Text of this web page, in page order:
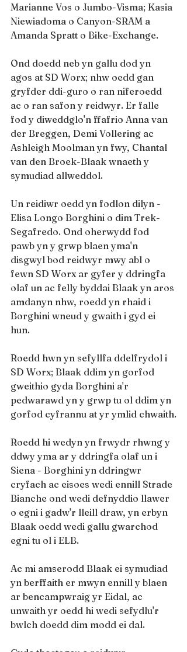
Marianne Vos o Jumbo-Visma; Kasia
Niewiadoma o Canyon-SRAM a
Amanda Spratt o Bike-Exchange.
Ond doedd neb yn gallu dod yn
agos at SD Worx; nhw oedd gan
gryfder ddi-guro o ran niferoedd
ac o ran safon y reidwyr. Er falle
fod y diweddglo'n ffafrio Anna van
der Breggen, Demi Vollering ac
Ashleigh Moolman yn fwy, Chantal
van den Broek-Blaak wnaeth y
symudiad allweddol.
Un reidiwr oedd yn fodlon dilyn -
Elisa Longo Borghini o dim Trek-
Segafredo. Ond oherwydd fod
pawb yn y grwp blaen yma'n
disgwyl bod reidwyr mwy abl o
fewn SD Worx ar gyfer y ddringfa
olaf un ac felly byddai Blaak yn aros
amdanyn nhw, roedd yn rhaid i
Borghini wneud y gwaith i gyd ei
hun.
Roedd hwn yn sefyllfa ddelfrydol i
SD Worx; Blaak ddim yn gorfod
gweithio gyda Borghini a'r
pedwarawd yn y grwp tu ol ddim yn
gorfod cyfrannu at yr ymlid chwaith.
Roedd hi wedyn yn frwydr rhwng y
ddwy yma ar y ddringfa olaf un i
Siena - Borghini yn ddringwr
cryfach ac eisoes wedi ennill Strade
Bianche ond wedi defnyddio llawer
o egni i gadw'r lleill draw, yn erbyn
Blaak oedd wedi gallu gwarchod
egni tu ol i ELB.
Ac mi amserodd Blaak ei symudiad
yn berffaith er mwyn ennill y blaen
ar bencampwraig yr Eidal, ac
unwaith yr oedd hi wedi sefydlu'r
bwlch doedd dim modd ei dal.